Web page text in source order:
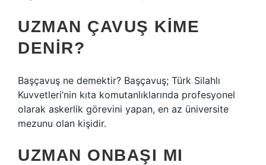
UZMAN ÇAVUŞ KIME
DENIR?
Başçavuş ne demektir? Başçavuş; Türk Silahlı
Kuvvetleri’nin kıta komutanlıklarında profesyonel
olarak askerlik görevini yapan, en az üniversite
mezunu olan kişidir.
UZMAN ONBAŞI MI